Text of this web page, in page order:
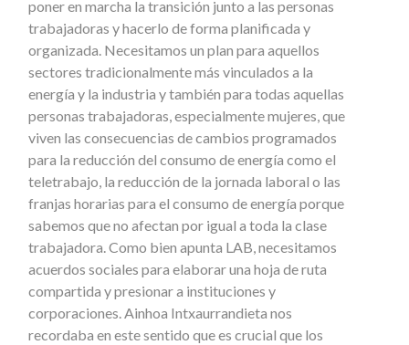
poner en marcha la transición junto a las personas
trabajadoras y hacerlo de forma planificada y
organizada. Necesitamos un plan para aquellos
sectores tradicionalmente más vinculados a la
energía y la industria y también para todas aquellas
personas trabajadoras, especialmente mujeres, que
viven las consecuencias de cambios programados
para la reducción del consumo de energía como el
teletrabajo, la reducción de la jornada laboral o las
franjas horarias para el consumo de energía porque
sabemos que no afectan por igual a toda la clase
trabajadora. Como bien apunta LAB, necesitamos
acuerdos sociales para elaborar una hoja de ruta
compartida y presionar a instituciones y
corporaciones. Ainhoa Intxaurrandieta nos
recordaba en este sentido que es crucial que los